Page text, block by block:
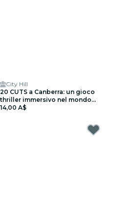
City Hill
20 CUTS a Canberra: un gioco
thriller immersivo nel mondo
reale
14,00 A$